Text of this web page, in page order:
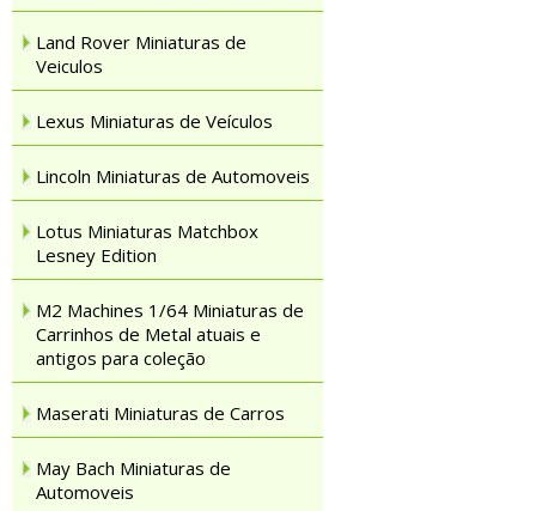
Land Rover Miniaturas de
Veiculos
Lexus Miniaturas de Veículos
Lincoln Miniaturas de Automoveis
Lotus Miniaturas Matchbox
Lesney Edition
M2 Machines 1/64 Miniaturas de
Carrinhos de Metal atuais e
antigos para coleção
Maserati Miniaturas de Carros
May Bach Miniaturas de
Automoveis